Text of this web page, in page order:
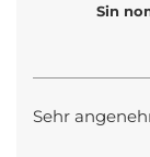
Sin
Sehr